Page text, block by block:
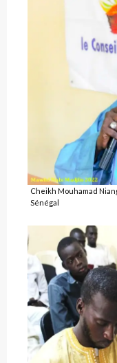
Cheikh Mouhamad
Sénégal